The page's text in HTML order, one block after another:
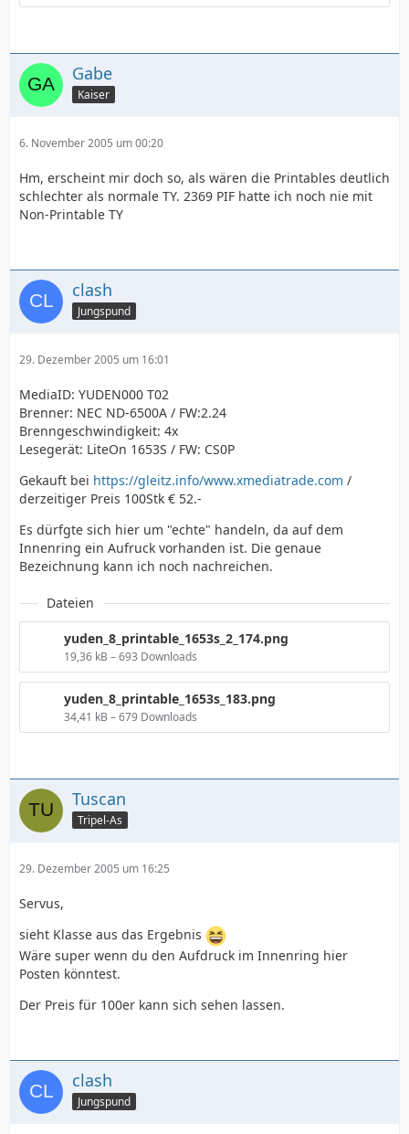
Gabe
Kaiser
6. November 2005 um 00:20
Hm, erscheint mir doch so, als wären die Printables deutlich
schlechter als normale TY. 2369 PIF hatte ich noch nie mit
Non-Printable TY
clash
Jungspund
29. Dezember 2005 um 16:01
MediaID: YUDEN000 T02
Brenner: NEC ND-6500A / FW:2.24
Brenngeschwindigkeit: 4x
Lesegerät: LiteOn 1653S / FW: CS0P
Gekauft bei https://gleitz.info/www.xmediatrade.com /
derzeitiger Preis 100Stk € 52.-
Es dürfgte sich hier um "echte" handeln, da auf dem
Innenring ein Aufruck vorhanden ist. Die genaue
Bezeichnung kann ich noch nachreichen.
Dateien
yuden_8_printable_1653s_2_174.png
19,36 kB – 693 Downloads
yuden_8_printable_1653s_183.png
34,41 kB – 679 Downloads
Tuscan
Tripel-As
29. Dezember 2005 um 16:25
Servus,
sieht Klasse aus das Ergebnis
Wäre super wenn du den Aufdruck im Innenring hier
Posten könntest.
Der Preis für 100er kann sich sehen lassen.
clash
Jungspund